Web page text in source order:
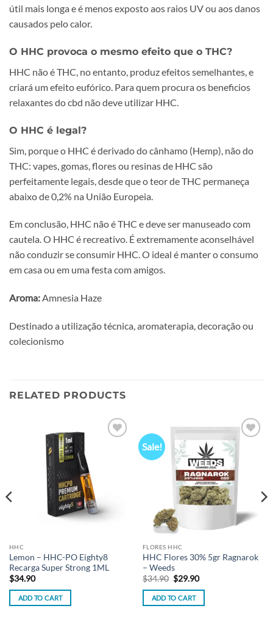
útil mais longa e é menos exposto aos raios UV ou aos danos
causados pelo calor.
O HHC provoca o mesmo efeito que o THC?
HHC não é THC, no entanto, produz efeitos semelhantes, e
criará um efeito eufórico. Para quem procura os beneficios
relaxantes do cbd não deve utilizar HHC.
O HHC é legal?
Sim, porque o HHC é derivado do cânhamo (Hemp), não do
THC: vapes, gomas, flores ou resinas de HHC são
perfeitamente legais, desde que o teor de THC permaneça
abaixo de 0,2% na União Europeia.
Em conclusão, HHC não é THC e deve ser manuseado com
cautela. O HHC é recreativo. É extremamente aconselhável
não conduzir se consumir HHC. O ideal é manter o consumo
em casa ou em uma festa com amigos.
Aroma:Amnesia Haze
Destinado a utilização técnica, aromaterapia, decoração ou
colecionismo
RELATED PRODUCTS
HHC
Lemon – HHC-PO Eighty8
Recarga Super Strong 1ML
$34.90
ADD TO CART
Sale!
FLORES HHC
HHC Flores 30% 5gr Ragnarok
– Weeds
$34.90 Original
price
was:
$34.90.
$29.90Current
is:
ADD TO CART